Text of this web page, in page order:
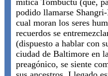
mítica Tombuctú (que,
podido llamarse
cual moran los seres
recuerdos se
(dispuesto a hablar con
ciudad de Baltimore en
preagónico, se siente